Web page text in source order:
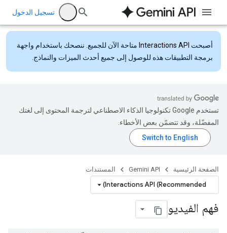
تسجيل الدخول
أصبحت Interactions API متاحة الآن للجميع. ننصحك باستخدام واجهة
برمجة التطبيقات هذه للوصول إلى جميع أحدث الميزات والنماذج.
تستخدم Google تكنولوجيا الذكاء الاصطناعي لترجمة المحتوى إلى لغتك
المفضّلة، وقد تتضمّن بعض الأخطاء.
الصفحة الرئيسية Gemini API المستندات
Interactions API (Recommended)
فهم الفيديو